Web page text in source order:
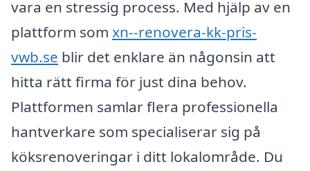
vara en stressig process. Med hjälp av en
plattform som xn--renovera-kk-pris-
vwb.se blir det enklare än någonsin att
hitta rätt firma för just dina behov.
Plattformen samlar flera professionella
hantverkare som specialiserar sig på
köksrenoveringar i ditt lokalområde. Du